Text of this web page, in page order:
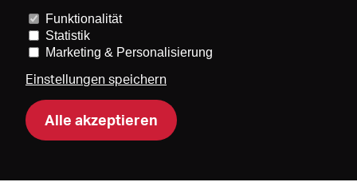
Preise und Mitgliedschaften
Mediadaten
Über uns Impressum
DE
Funktionalität
Statistik
Marketing & Personalisierung
Einstellungen speichern
Alle akzeptieren